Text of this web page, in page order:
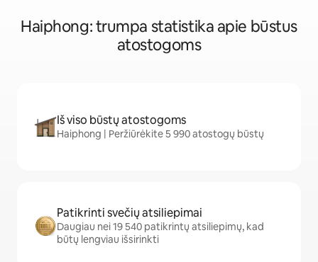
Haiphong: trumpa statistika apie būstus
atostogoms
Iš viso būstų atostogoms
Haiphong | Peržiūrėkite 5 990 atostogų būstų
Patikrinti svečių atsiliepimai
Daugiau nei 19 540 patikrintų atsiliepimų, kad
būtų lengviau išsirinkti